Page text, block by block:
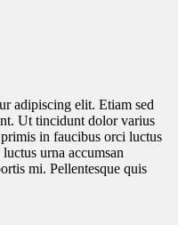
adipiscing elit. Etiam sed
Ut tincidunt dolor varius
in faucibus orci luctus
urna accumsan
mi. Pellentesque quis